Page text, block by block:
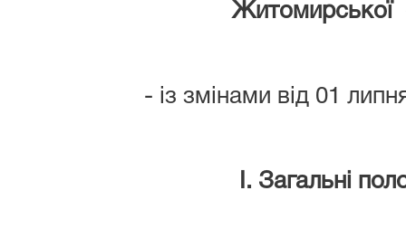
Житомирської
- із змінами від 01
. Загальні